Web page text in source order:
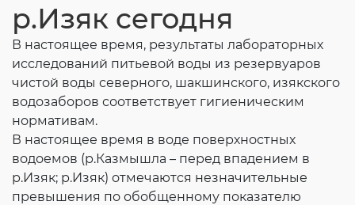
р.Изяк сегодня
В настоящее время, результаты лабораторных
исследований питьевой воды из резервуаров
чистой воды северного, шакшинского, изякского
водозаборов соответствует гигиеническим
нормативам.
В настоящее время в воде поверхностных
водоемов (р.Казмышла – перед впадением в
р.Изяк; р.Изяк) отмечаются незначительные
превышения по обобщенному показателю